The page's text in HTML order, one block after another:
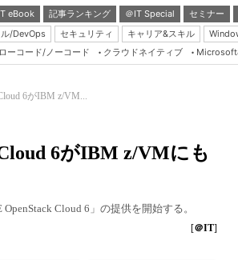
eBook 記事ランキング ＠IT Special セミナー
/DevOps セキュリティ キャリア&スキル
Server &
Java Agile
Database
Master of
ローコード/ノーコード クラウドネイティブ
6がIBM z/VM...
6がIBM z/VMにも
Cloud 6」の提供を開始する。
[＠IT]